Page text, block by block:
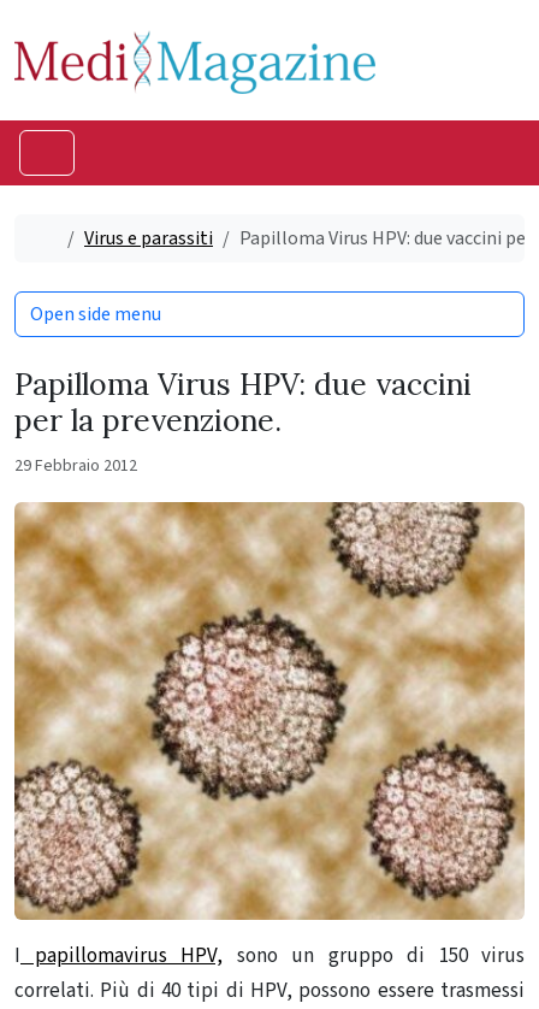
Home
Virus e parassiti Papilloma Virus HPV: due vaccini
Papilloma Virus HPV: due vaccini
per la prevenzione.
29 Febbraio 2012
I papillomavirus HPV, sono un gruppo di 150 virus
correlati. Più di 40 tipi di HPV, possono essere trasmessi
Open side menu